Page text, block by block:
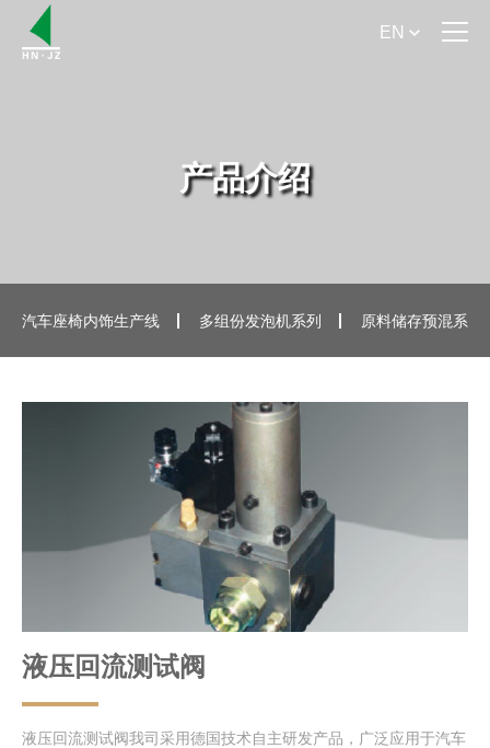
新闻资讯
米兰online（中国）
EN
产品介绍
汽车座椅内饰生产线 多组份发泡机系列 原料储存预混系列
液压回流测试阀
液压回流测试阀我司采用德国技术自主研发产品，广泛应用于汽车